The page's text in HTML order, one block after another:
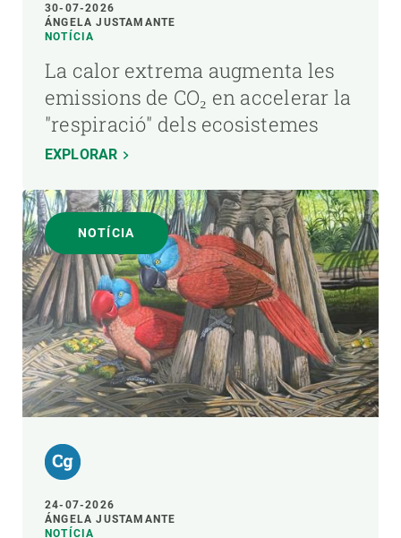
30-07-2026
ÁNGELA JUSTAMANTE
NOTÍCIA
La calor extrema augmenta les
emissions de CO₂ en accelerar la
"respiració" dels ecosistemes
EXPLORAR
NOTÍCIA
24-07-2026
ÁNGELA JUSTAMANTE
NOTÍCIA